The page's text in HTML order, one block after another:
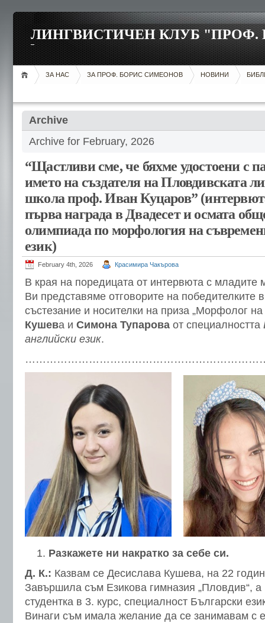
ЛИНГВИСТИЧЕН КЛУБ
ЗА НАС ЗА ПРОФ. БОРИС СИМЕОНОВ НОВИНИ
Archive
Archive for February, 2026
“Щастливи сме, че бяхме удостоени с
името на създателя на Пловдивската
школа проф. Иван Куцаров”
първа награда в Двадесет и осмата
олимпиада по морфология на
език)
February 4th, 2026 Красимира Чакърова
В края на поредицата от интервюта с
Ви представяме отговорите на победителките
състезание и носителки на приза „Морфолог
Кушева и Симона Тупарова от специалността
английски език.
Разкажете ни накратко за себе си.
Д. К.: Казвам се Десислава Кушева, на 22
Завършила съм Езикова гимназия „Пловдив“,
студентка в 3. курс, специалност Български
Винаги съм имала желание да се занимавам с